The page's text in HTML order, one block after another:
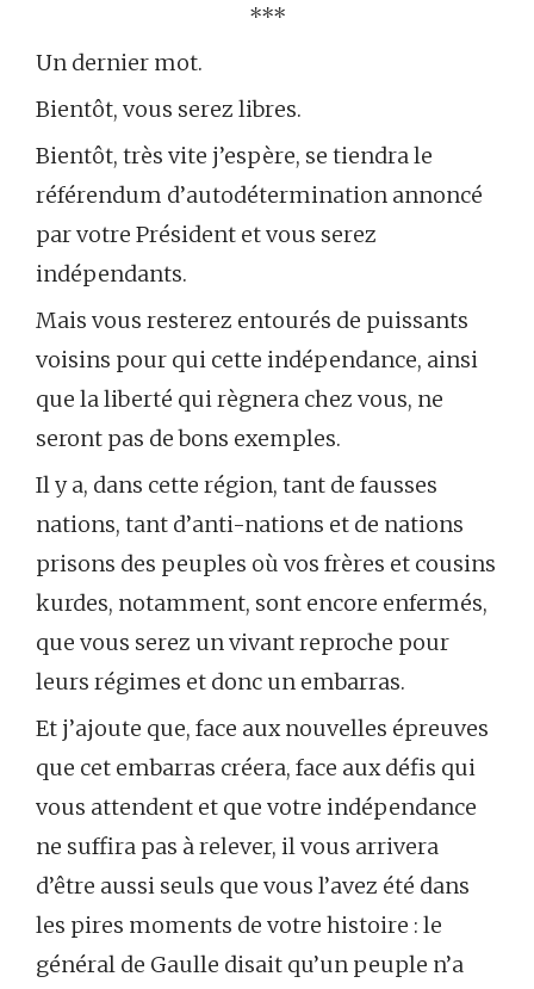
***
Un dernier mot.
Bientôt, vous serez libres.
Bientôt, très vite j’espère, se tiendra le
référendum d’autodétermination annoncé
par votre Président et vous serez
indépendants.
Mais vous resterez entourés de puissants
voisins pour qui cette indépendance, ainsi
que la liberté qui règnera chez vous, ne
seront pas de bons exemples.
Il y a, dans cette région, tant de fausses
nations, tant d’anti-nations et de nations
prisons des peuples où vos frères et cousins
kurdes, notamment, sont encore enfermés,
que vous serez un vivant reproche pour
leurs régimes et donc un embarras.
Et j’ajoute que, face aux nouvelles épreuves
que cet embarras créera, face aux défis qui
vous attendent et que votre indépendance
ne suffira pas à relever, il vous arrivera
d’être aussi seuls que vous l’avez été dans
les pires moments de votre histoire : le
général de Gaulle disait qu’un peuple n’a